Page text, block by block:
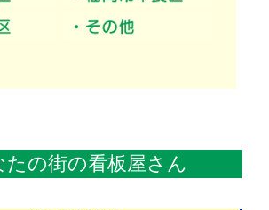
たの街の看板屋さん